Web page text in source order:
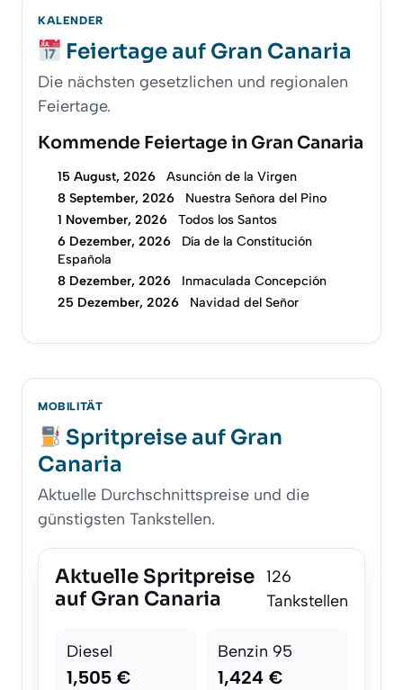
KALENDER
Feiertage auf Gran Canaria
Die nächsten gesetzlichen und regionalen
Feiertage.
Kommende Feiertage in Gran Canaria
15 August, 2026
Asunción de la Virgen
8 September, 2026
Nuestra Señora del Pino
1 November, 2026
Todos los Santos
6 Dezember, 2026
Día de la Constitución
Española
8 Dezember, 2026
Inmaculada Concepción
25 Dezember, 2026
Navidad del Señor
MOBILITÄT
Spritpreise auf Gran
Canaria
Aktuelle Durchschnittspreise und die
günstigsten Tankstellen.
Aktuelle Spritpreise
auf Gran Canaria
126
Tankstellen
Diesel
1,505 €
Benzin 95
1,424 €